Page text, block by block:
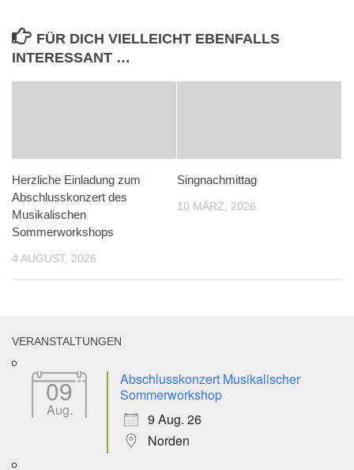
FÜR DICH VIELLEICHT EBENFALLS
INTERESSANT …
Herzliche Einladung zum
Abschlusskonzert des
Musikalischen
Sommerworkshops
4 AUGUST, 2026
Singnachmittag
10 MÄRZ, 2026
VERANSTALTUNGEN
09
Aug.
Abschlusskonzert Musikalischer
Sommerworkshop
9 Aug. 26
Norden